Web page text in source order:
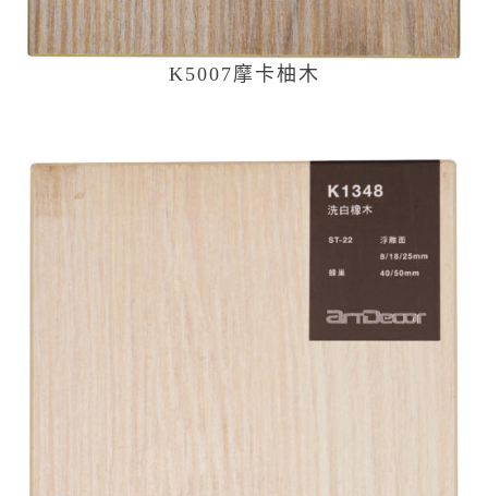
K5007摩卡柚木